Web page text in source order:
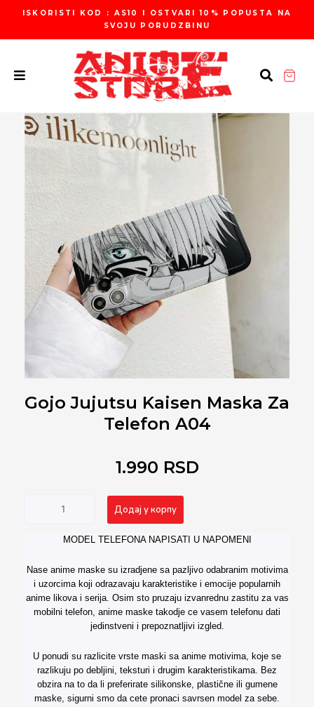
садржај
ISKORISTI KOD : AS10 I OSTVARI 10% POPUSTA NA
SVOJU PORUDZBINU
Gojo Jujutsu Kaisen Maska Za
Telefon A04
1.990 RSD
Telefon
A04
количина
Додај у корпу
MODEL TELEFONA NAPISATI U NAPOMENI
Nase anime maske su izradjene sa pazljivo odabranim motivima
i uzorcima koji odrazavaju karakteristike i emocije popularnih
anime likova i serija. Osim sto pruzaju izvanrednu zastitu za vas
mobilni telefon, anime maske takodje ce vasem telefonu dati
jedinstveni i prepoznatljivi izgled.
U ponudi su razlicite vrste maski sa anime motivima, koje se
razlikuju po debljini, teksturi i drugim karakteristikama. Bez
obzira na to da li preferirate silikonske, plastične ili gumene
maske, sigurni smo da cete pronaci savrsen model za sebe.